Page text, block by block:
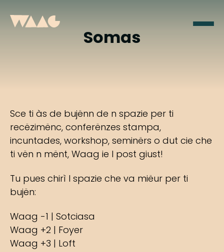
Somas
Sce ti às de bujënn de n spazie per ti
recëzimënc, conferënzes stampa,
incuntades, workshop, seminërs o dut cie che
ti vën n mënt, Waag ie l post giust!
Tu pues chirì l spazie che va miëur per ti
bujën:
Waag -1 | Sotciasa
Waag +2 | Foyer
Waag +3 | Loft